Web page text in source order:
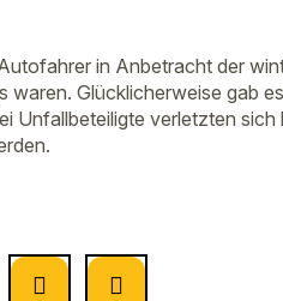
in Anbetracht der
Glücklicherweise gab
Unfallbeteiligte verletzten sich